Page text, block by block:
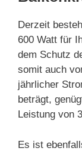
Derzeit
600 Watt für
dem Schutz
somit auch
jährlicher
beträgt,
Leistung von
Es ist